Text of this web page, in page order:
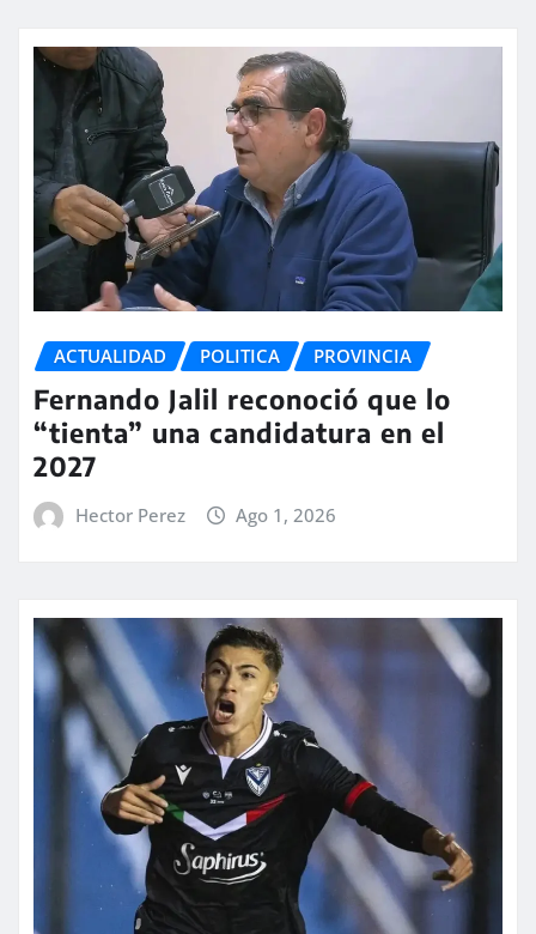
ACTUALIDAD POLITICA PROVINCIA
Fernando Jalil reconoció que lo
“tienta” una candidatura en el
2027
Hector Perez Ago 1, 2026